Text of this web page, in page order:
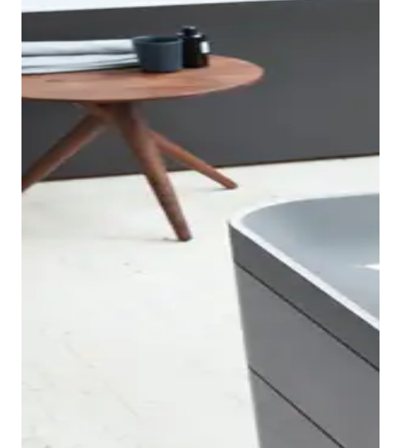
Gli angoli delicati e arrotondati caratterizzano anche
le vasche da bagno Happy D.2 e conferiscono alla
serie un linguaggio formale inconfondibile e
Le vasche sono disponibili nella versione da incasso
oltre che nei modelli centro stanza, da appoggio a
parete e angolare con pannello acrilico integrato in
bianco lucido. Il design accattivante, le dimensioni
esterne compatte e i diversi modelli offrono flessibilità